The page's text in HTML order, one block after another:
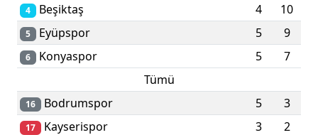
4 Beşiktaş 4 10
5 Eyüpspor 5 9
6 Konyaspor 5
7
Tümü
16 Bodrumspor 5 3
17 Kayserispor 3 2